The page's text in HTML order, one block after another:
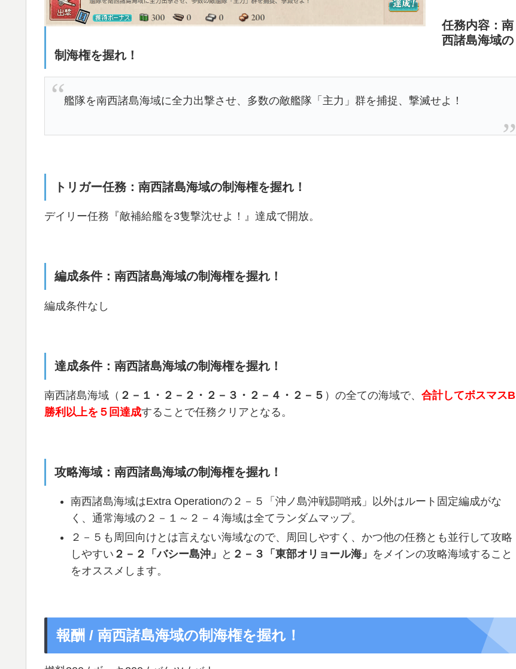
任務内容：南
西諸島海域の
制海権を握れ！
艦隊を南西諸島海域に全力出撃させ、多数の敵艦隊「主力」群を捕捉、撃滅せよ！
トリガー任務：南西諸島海域の制海権を握れ！
デイリー任務『敵補給艦を3隻撃沈せよ！』達成で開放。
編成条件：南西諸島海域の制海権を握れ！
編成条件なし
達成条件：南西諸島海域の制海権を握れ！
南西諸島海域（ ２－１・２－２・２－３・２－４・２－５ ）の全ての海域で、 合計してボスマスB
勝利以上を５回達成することで任務クリアとなる。
攻略海域：南西諸島海域の制海権を握れ！
南西諸島海域はExtra Operationの２－５「沖ノ島沖戦闘哨戒」以外はルート固定編成がな
く、通常海域の２－１～２－４海域は全てランダムマップ。
２－５も周回向けとは言えない海域なので、周回しやすく、かつ他の任務とも並行して攻略
しやすい ２－２「バシー島沖」 と ２－３「東部オリョール海」 をメインの攻略海域すること
をオススメします。
報酬 / 南西諸島海域の制海権を握れ！